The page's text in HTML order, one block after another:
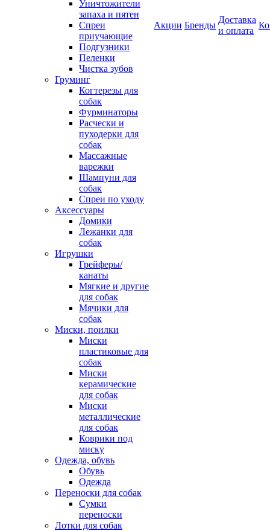
Уничтожители
запаха и пятен
Спреи
приучающие
Подгузники
Пеленки
Чистка зубов
Груминг
Когтерезы для
собак
Фурминаторы
Расчески и
пуходерки для
собак
Массажные
варежки
Шампуни для
собак
Спреи по уходу
Аксессуары
Домики
Лежанки для
собак
Игрушки
Грейферы/
канаты
Мягкие и другие
для собак
Мячики для
собак
Миски, поилки
Миски
пластиковые для
собак
Миски
керамические
для собак
Миски
металлические
для собак
Коврики под
миску
Одежда, обувь
Обувь
Одежда
Переноски для собак
Сумки
переноски
Лотки для собак
Акции Бренды
Доставка
и оплата